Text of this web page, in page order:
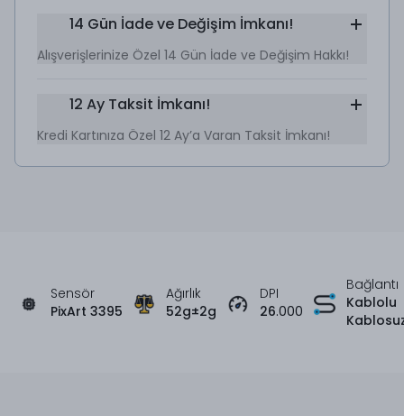
14 Gün İade ve Değişim İmkanı!
Alışverişlerinize Özel 14 Gün İade ve Değişim Hakkı!
12 Ay Taksit İmkanı!
Kredi Kartınıza Özel 12 Ay’a Varan Taksit İmkanı!
Sensör
PixArt 3395
Ağırlık
52g±2g
DPI
26.000
Bağlantı
Kablolu